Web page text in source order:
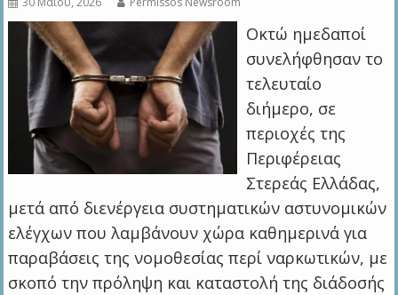
Οκτώ ημεδαποί
συνελήφθησαν το
τελευταίο
διήμερο, σε
περιοχές της
Περιφέρειας
Στερεάς Ελλάδας,
μετά από διενέργεια συστηματικών αστυνομικών
ελέγχων που λαμβάνουν χώρα καθημερινά για
παραβάσεις της νομοθεσίας περί ναρκωτικών, με
σκοπό την πρόληψη και καταστολή της διάδοσής